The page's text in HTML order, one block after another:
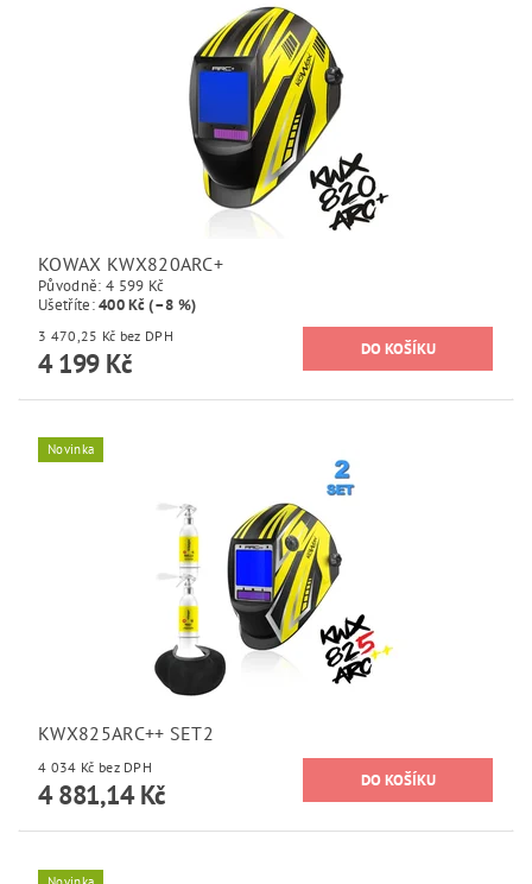
KOWAX KWX820ARC+
Původně: 4 599 Kč
Ušetříte:400 Kč (–8 %)
3 470,25 Kč bez DPH
4 199 Kč
Novinka
KWX825ARC++ SET2
4 034 Kč bez DPH
4 881,14 Kč